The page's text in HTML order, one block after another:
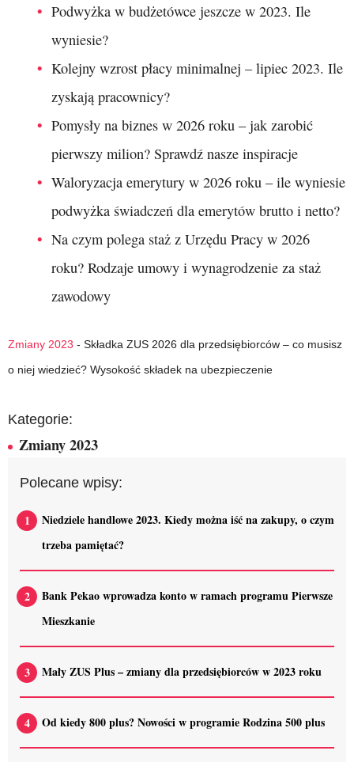
Podwyżka w budżetówce jeszcze w 2023. Ile
wyniesie?
Kolejny wzrost płacy minimalnej – lipiec 2023. Ile
zyskają pracownicy?
Pomysły na biznes w 2026 roku – jak zarobić
pierwszy milion? Sprawdź nasze inspiracje
Waloryzacja emerytury w 2026 roku – ile wyniesie
podwyżka świadczeń dla emerytów brutto i netto?
Na czym polega staż z Urzędu Pracy w 2026
roku? Rodzaje umowy i wynagrodzenie za staż
zawodowy
Zmiany 2023 - Składka ZUS 2026 dla przedsiębiorców – co musisz
o niej wiedzieć? Wysokość składek na ubezpieczenie
Kategorie:
Zmiany 2023
Polecane wpisy:
Niedziele handlowe 2023. Kiedy można iść na zakupy, o czym
trzeba pamiętać?
Bank Pekao wprowadza konto w ramach programu Pierwsze
Mieszkanie
Mały ZUS Plus – zmiany dla przedsiębiorców w 2023 roku
Od kiedy 800 plus? Nowości w programie Rodzina 500 plus